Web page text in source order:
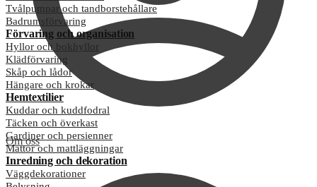
Om oss
Tvålpumpar och tandborstehållare
Badrumsförvaring
Förvaring och organisation
Hyllor och bokhyllor
Klädförvaring
Skåp och lådor
Hängare och krokar
Hemtextilier
Kuddar och kuddfodral
Täcken och överkast
Gardiner och persienner
Mattor och mattläggningar
Inredning och dekoration
Väggdekorationer